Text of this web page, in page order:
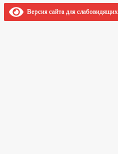
Версия сайта для слабовидящих